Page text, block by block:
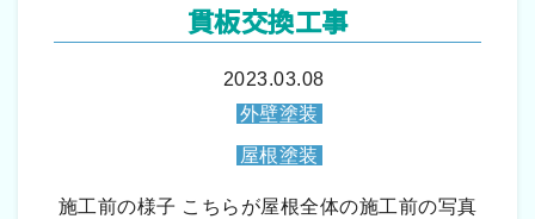
貫板交換工事
2023.03.08
外壁塗装
屋根塗装
施工前の様子 こちらが屋根全体の施工前の写真